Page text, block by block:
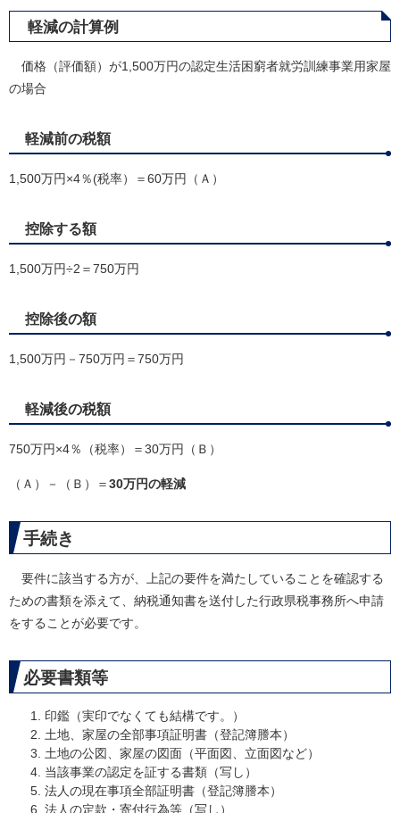
軽減の計算例
価格（評価額）が1,500万円の認定生活困窮者就労訓練事業用家屋
の場合
軽減前の税額
1,500万円×4％(税率）＝60万円（Ａ）
控除する額
1,500万円÷2＝750万円
控除後の額
1,500万円－750万円＝750万円
軽減後の税額
750万円×4％（税率）＝30万円（Ｂ）
（Ａ）－（Ｂ）＝30万円の軽減
手続き
要件に該当する方が、上記の要件を満たしていることを確認する
ための書類を添えて、納税通知書を送付した行政県税事務所へ申請
をすることが必要です。
必要書類等
印鑑（実印でなくても結構です。）
土地、家屋の全部事項証明書（登記簿謄本）
土地の公図、家屋の図面（平面図、立面図など）
当該事業の認定を証する書類（写し）
法人の現在事項全部証明書（登記簿謄本）
法人の定款・寄付行為等（写し）